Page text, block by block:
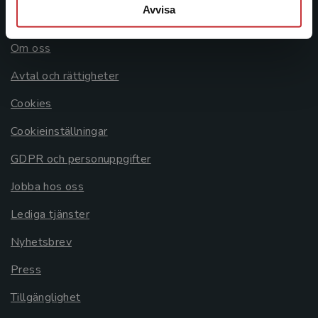
Avvisa
Om oss
Avtal och rättigheter
Cookies
Cookieinställningar
GDPR och personuppgifter
Jobba hos oss
Lediga tjänster
Nyhetsbrev
Press
Tillgänglighet